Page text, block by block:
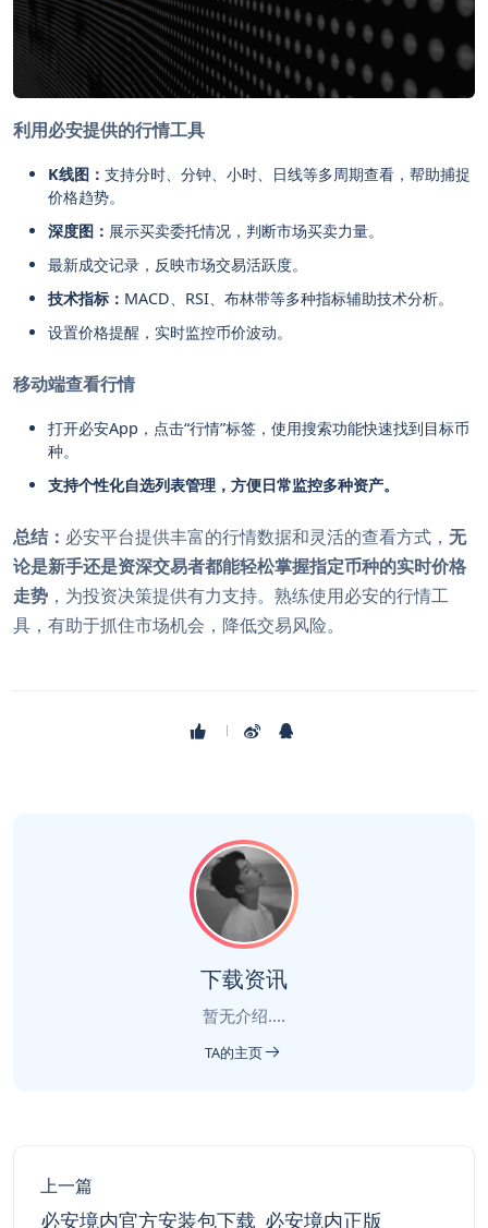
利用必安提供的行情工具
K线图： 支持分时、分钟、小时、日线等多周期查看，帮助捕捉
价格趋势。
深度图： 展示买卖委托情况，判断市场买卖力量。
最新成交记录，反映市场交易活跃度。
技术指标： MACD、RSI、布林带等多种指标辅助技术分析。
设置价格提醒，实时监控币价波动。
移动端查看行情
打开必安App，点击“行情”标签，使用搜索功能快速找到目标币
种。
支持个性化自选列表管理，方便日常监控多种资产。
总结： 必安平台提供丰富的行情数据和灵活的查看方式， 无
论是新手还是资深交易者都能轻松掌握指定币种的实时价格
走势 ，为投资决策提供有力支持。熟练使用必安的行情工
具，有助于抓住市场机会，降低交易风险。
下载资讯
暂无介绍....
TA的主页
上一篇
必安境内官方安装包下载_必安境内正版